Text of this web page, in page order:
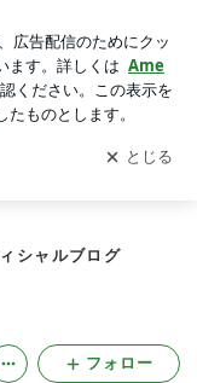
を受け取りまし
開く
シャルブログ
フォロー